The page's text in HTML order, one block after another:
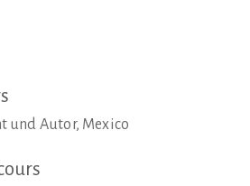
und Autor, Mexico